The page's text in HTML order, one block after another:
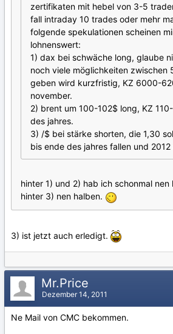
zertifikaten mit hebel von 3-5
fall intraday 10 trades oder mehr
folgende spekulationen scheinen
lohnenswert:
1) dax bei schwäche long, glaube
noch viele möglichkeiten zwischen
geben wird kurzfristig, KZ 6000-
november.
2) brent um 100-102$ long, KZ
des jahres.
3) /$ bei stärke shorten, die 1,30
bis ende des jahres fallen und 2012
hinter 1) und 2) hab ich schonmal
hinter 3) nen halben.
3) ist jetzt auch erledigt.
Mr.Price
Dezember 14, 2011
Ne Mail von CMC bekommen.